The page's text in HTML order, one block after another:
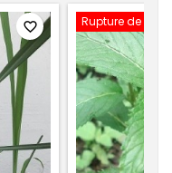
favorite_border Rupture de